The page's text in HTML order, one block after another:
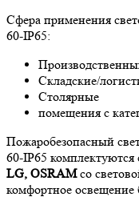
Сфера применения
60-IP65:
Cкладские/
Столярные
помещения с
Пожаробезопасный
60-IP65
LG, OSRAMсо
комфортное освещение